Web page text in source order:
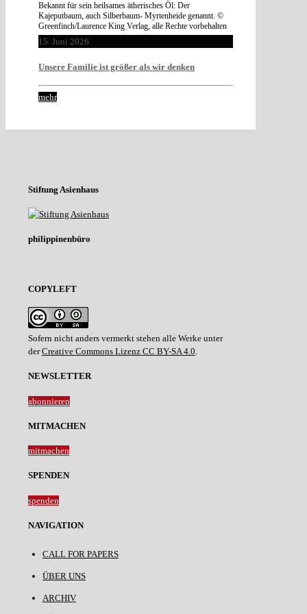
Bekannt für sein heilsames ätherisches Öl: Der
Kajeputbaum, auch Silberbaum- Myrtenheide genannt. ©
Greenfinch/Laurence King Verlag, alle Rechte vorbehalten
15. Juni 2026
Unsere Familie ist größer als wir denken
mehr
Stiftung Asienhaus
philippinenbüro
COPYLEFT
Sofern nicht anders vermerkt stehen alle Werke unter
derCreative Commons Lizenz CC BY-SA 4.0.
NEWSLETTER
abonnieren
MITMACHEN
mitmachen
SPENDEN
spenden
NAVIGATION
CALL FOR PAPERS
ÜBER UNS
ARCHIV